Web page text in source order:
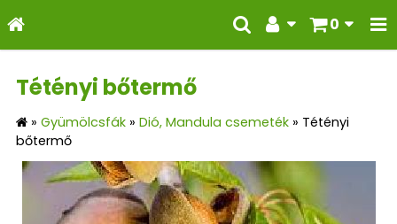
0
Tétényi bőtermő
» Gyümölcsfák » Dió, Mandula csemeték » Tétényi
bőtermő